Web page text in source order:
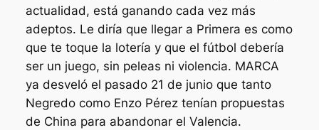
actualidad, está ganando cada vez más
adeptos. Le diría que llegar a Primera es como
que te toque la lotería y que el fútbol debería
ser un juego, sin peleas ni violencia. MARCA
ya desveló el pasado 21 de junio que tanto
Negredo como Enzo Pérez tenían propuestas
de China para abandonar el Valencia.